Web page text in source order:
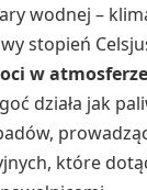
wodnej –
stopień
w atmosferze
działa jak
które